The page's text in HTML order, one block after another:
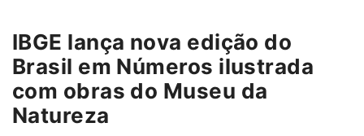
IBGE lança nova edição do
Brasil em Números ilustrada
com obras do Museu da
Natureza